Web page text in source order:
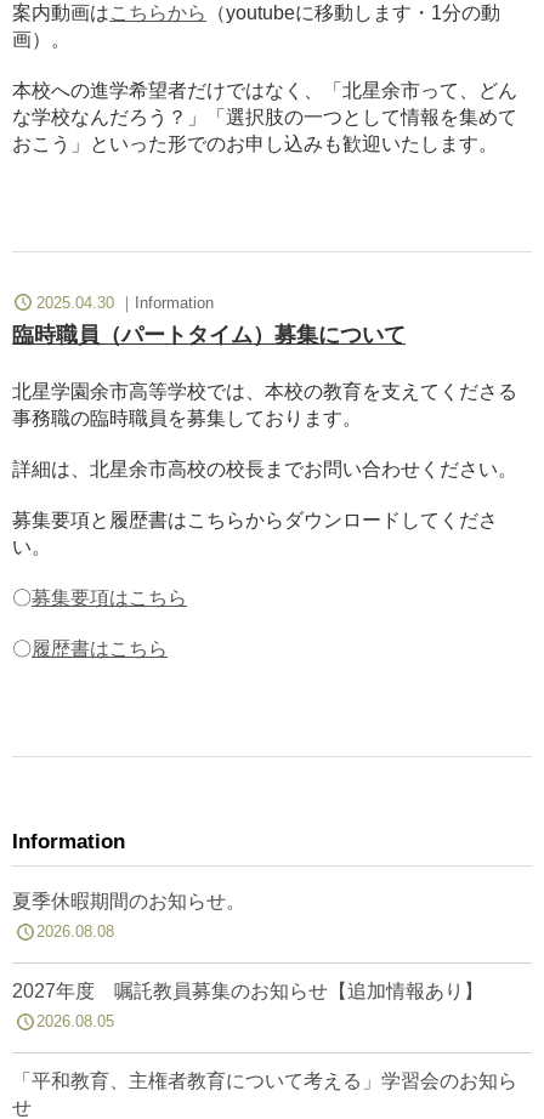
案内動画はこちらから
（youtubeに移動します・1分の動
画）。
本校への進学希望者だけではなく、「北星余市って、どん
な学校なんだろう？」「選択肢の一つとして情報を集めて
おこう」といった形でのお申し込みも歓迎いたします。
2025.04.30 Information
臨時職員（パートタイム）募集について
北星学園余市高等学校では、本校の教育を支えてくださる
事務職の臨時職員を募集しております。
詳細は、北星余市高校の校長までお問い合わせください。
募集要項と履歴書はこちらからダウンロードしてくださ
い。
〇募集要項はこちら
〇履歴書はこちら
Information
夏季休暇期間のお知らせ。
2026.08.08
2027年度 嘱託教員募集のお知らせ【追加情報あり】
2026.08.05
「平和教育、主権者教育について考える」学習会のお知ら
せ